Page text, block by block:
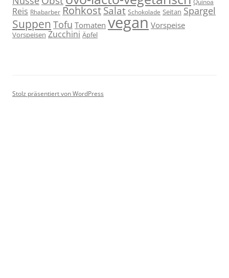
Quinoa
Reis Rhabarber Rohkost Salat Schokolade Seitan Spargel
Suppen Tofu Tomaten vegan Vorspeise
Vorspeisen Zucchini Äpfel
Stolz präsentiert von WordPress